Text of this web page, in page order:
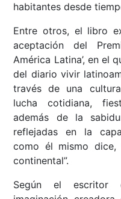
habitantes desde
Entre otros, el libro
aceptación del
América Latina’, en el
del diario vivir
través de una
lucha cotidiana,
además de la
reflejadas en la
como él mismo dice,
continental”.
Según el escritor